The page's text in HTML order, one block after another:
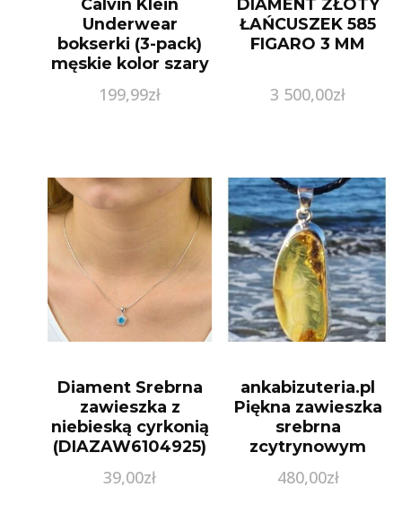
Calvin Klein
Underwear
bokserki (3-pack)
męskie kolor szary
199,99zł
DIAMENT ZŁOTY
ŁAŃCUSZEK 585
FIGARO 3 MM
3 500,00zł
Diament Srebrna
zawieszka z
niebieską cyrkonią
(DIAZAW6104925)
39,00zł
ankabizuteria.pl
Piękna zawieszka
srebrna
zcytrynowym
480,00zł